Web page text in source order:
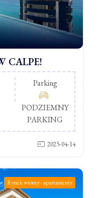
CALPE!
Parking
PODZIEMNY
PARKING
2025-04-14
Rynek wtórny - apartamenty